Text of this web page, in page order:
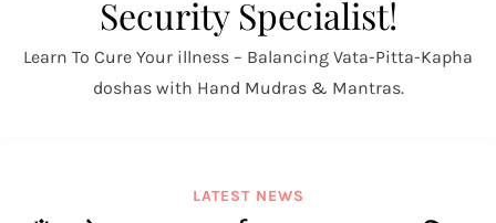
Security Specialist!
Learn To Cure Your illness – Balancing Vata-Pitta-Kapha
doshas with Hand Mudras & Mantras.
LATEST NEWS